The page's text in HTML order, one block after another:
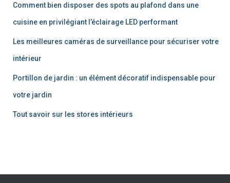
Comment bien disposer des spots au plafond dans une
cuisine en privilégiant l’éclairage LED performant
Les meilleures caméras de surveillance pour sécuriser votre
intérieur
Portillon de jardin : un élément décoratif indispensable pour
votre jardin
Tout savoir sur les stores intérieurs